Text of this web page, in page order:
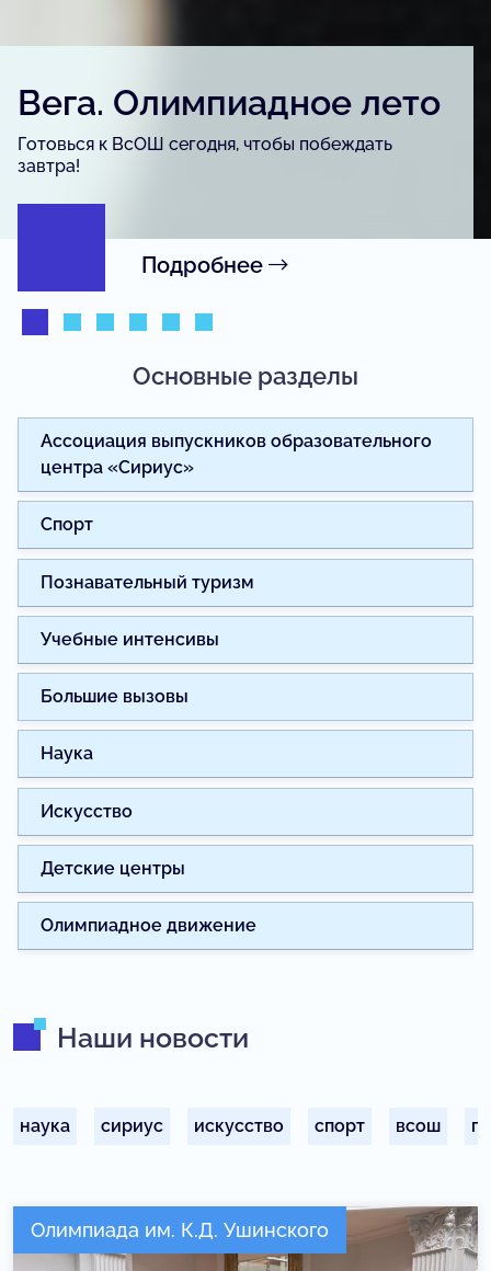
Детский конкурс «Вега.
Артфест»
Для детей и подростков, одарённых в сфере
изобразительного искусства, урбанистики и
журналистики.
Подробнее
Основные разделы
Ассоциация выпускников образовательного
центра «Сириус»
Наука
Спорт
Искусство
Познавательный туризм
Детские центры
Учебные интенсивы
Олимпиадное движение
Большие вызовы
Наши новости
наука сириус искусство спорт всош
Олимпиада им. К.Д. Ушинского